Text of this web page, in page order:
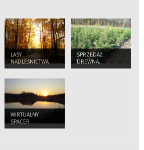
LASY
NADLEŚNICTWA
SPRZEDAŻ
DREWNA,
CHOINEK I
WIRTUALNY
SPACER